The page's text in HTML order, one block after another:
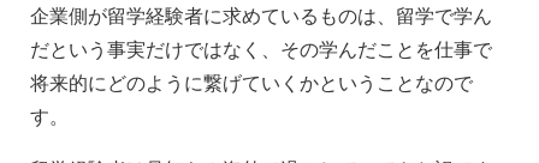
企業側が留学経験者に求めているものは、留学で学ん
だという事実だけではなく、その学んだことを仕事で
将来的にどのように繋げていくかということなので
す。